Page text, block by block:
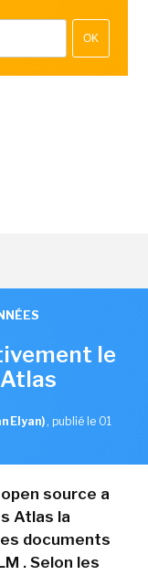
OK
le
Elyan) , publié le 01
source a
Atlas la
documents
. Selon les